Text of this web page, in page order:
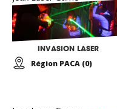
INVASION LASER
Région PACA (0)